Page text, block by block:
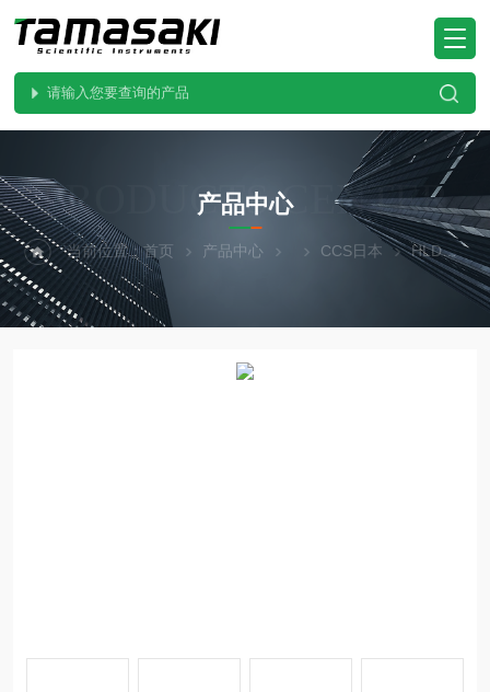
PRODUCTS CENTER
产品中心
当前位置：首页 产品中心 CCS日本 HLDR3-100RD-DF-W原装现货日本CCS晰写速 集光照射灯